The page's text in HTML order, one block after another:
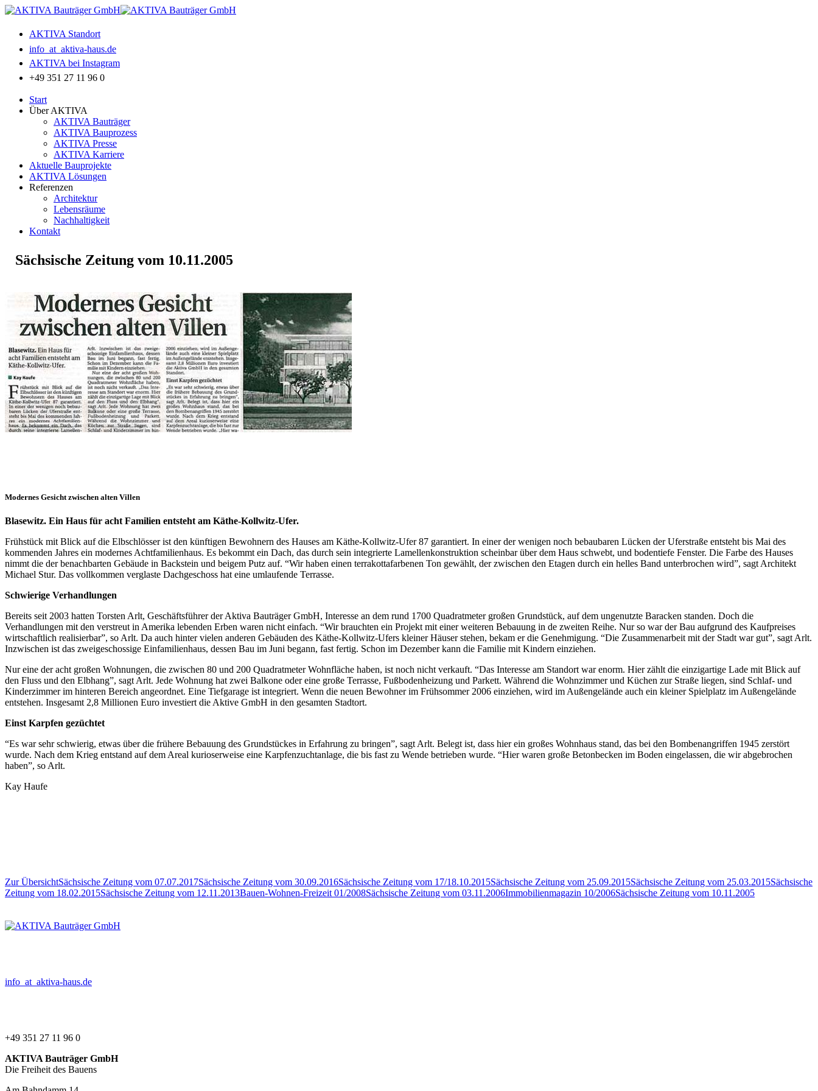
AKTIVA Standort
info _at_ aktiva-haus.de
AKTIVA bei Instagram
+49 351 27 11 96 0
Start
Über AKTIVA
AKTIVA Bauträger
AKTIVA Bauprozess
AKTIVA Presse
AKTIVA Karriere
Aktuelle Bauprojekte
AKTIVA Lösungen
Referenzen
Architektur
Lebensräume
Nachhaltigkeit
Kontakt
Sächsische Zeitung vom 10.11.2005
Modernes Gesicht zwischen alten Villen
Blasewitz. Ein Haus für acht Familien entsteht am Käthe-Kollwitz-Ufer.
Frühstück mit Blick auf die Elbschlösser ist den künftigen Bewohnern des Hauses am Käthe-Kollwitz-Ufer 87 garantiert. In einer der wenigen noch bebaubaren Lücken der Uferstraße entsteht bis Mai des
kommenden Jahres ein modernes Achtfamilienhaus. Es bekommt ein Dach, das durch sein integrierte Lamellenkonstruktion scheinbar über dem Haus schwebt, und bodentiefe Fenster. Die Farbe des Hauses
nimmt die der benachbarten Gebäude in Backstein und beigem Putz auf. “Wir haben einen terrakottafarbenen Ton gewählt, der zwischen den Etagen durch ein helles Band unterbrochen wird”, sagt Architekt
Michael Stur. Das vollkommen verglaste Dachgeschoss hat eine umlaufende Terrasse.
Schwierige Verhandlungen
Bereits seit 2003 hatten Torsten Arlt, Geschäftsführer der Aktiva Bauträger GmbH, Interesse an dem rund 1700 Quadratmeter großen Grundstück, auf dem ungenutzte Baracken standen. Doch die
Verhandlungen mit den verstreut in Amerika lebenden Erben waren nicht einfach. “Wir brauchten ein Projekt mit einer weiteren Bebauung in de zweiten Reihe. Nur so war der Bau aufgrund des Kaufpreises
wirtschaftlich realisierbar”, so Arlt. Da auch hinter vielen anderen Gebäuden des Käthe-Kollwitz-Ufers kleiner Häuser stehen, bekam er die Genehmigung. “Die Zusammenarbeit mit der Stadt war gut”, sagt Arlt.
Inzwischen ist das zweigeschossige Einfamilienhaus, dessen Bau im Juni begann, fast fertig. Schon im Dezember kann die Familie mit Kindern einziehen.
Nur eine der acht großen Wohnungen, die zwischen 80 und 200 Quadratmeter Wohnfläche haben, ist noch nicht verkauft. “Das Interesse am Standort war enorm. Hier zählt die einzigartige Lade mit Blick auf
den Fluss und den Elbhang”, sagt Arlt. Jede Wohnung hat zwei Balkone oder eine große Terrasse, Fußbodenheizung und Parkett. Während die Wohnzimmer und Küchen zur Straße liegen, sind Schlaf- und
Kinderzimmer im hinteren Bereich angeordnet. Eine Tiefgarage ist integriert. Wenn die neuen Bewohner im Frühsommer 2006 einziehen, wird im Außengelände auch ein kleiner Spielplatz im Außengelände
entstehen. Insgesamt 2,8 Millionen Euro investiert die Aktive GmbH in den gesamten Stadtort.
Einst Karpfen gezüchtet
“Es war sehr schwierig, etwas über die frühere Bebauung des Grundstückes in Erfahrung zu bringen”, sagt Arlt. Belegt ist, dass hier ein großes Wohnhaus stand, das bei den Bombenangriffen 1945 zerstört
wurde. Nach dem Krieg entstand auf dem Areal kurioserweise eine Karpfenzuchtanlage, die bis fast zu Wende betrieben wurde. “Hier waren große Betonbecken im Boden eingelassen, die wir abgebrochen
haben”, so Arlt.
Kay Haufe
Zur ÜbersichtSächsische Zeitung vom 07.07.2017Sächsische Zeitung vom 30.09.2016Sächsische Zeitung vom 17/18.10.2015Sächsische Zeitung vom 25.09.2015Sächsische Zeitung vom 25.03.2015Sächsische
Zeitung vom 18.02.2015Sächsische Zeitung vom 12.11.2013Bauen-Wohnen-Freizeit 01/2008Sächsische Zeitung vom 03.11.2006Immobilienmagazin 10/2006Sächsische Zeitung vom 10.11.2005
info _at_ aktiva-haus.de
+49 351 27 11 96 0
AKTIVA Bauträger GmbH
Die Freiheit des Bauens